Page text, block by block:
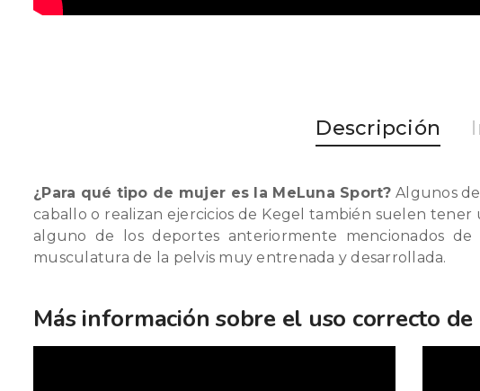
Descripción
¿Para qué tipo de mujer es la MeLuna Sport? Algunos
caballo o realizan ejercicios de Kegel también suelen
alguno de los deportes anteriormente mencionados
musculatura de la pelvis muy entrenada y desarrollada.
Más información sobre el uso correcto